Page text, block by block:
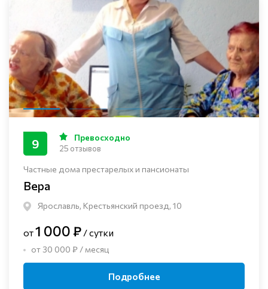
Частные дома престарелых и пансионаты
Вера
Ярославль, Крестьянский проезд, 10
9 Превосходно
25 отзывов
от1 000 ₽ / сутки
от 30 000 ₽ / месяц
Подробнее